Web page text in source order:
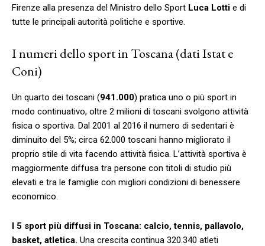
Firenze alla presenza del Ministro dello Sport Luca Lotti e di
tutte le principali autorità politiche e sportive.
I numeri dello sport in Toscana (dati Istat e
Coni)
Un quarto dei toscani (941.000) pratica uno o più sport in
modo continuativo, oltre 2 milioni di toscani svolgono attività
fisica o sportiva. Dal 2001 al 2016 il numero di sedentari è
diminuito del 5%; circa 62.000 toscani hanno migliorato il
proprio stile di vita facendo attività fisica. L’attività sportiva è
maggiormente diffusa tra persone con titoli di studio più
elevati e tra le famiglie con migliori condizioni di benessere
economico.
I 5 sport più diffusi in Toscana: calcio, tennis, pallavolo,
basket, atletica. Una crescita continua 320.340 atleti